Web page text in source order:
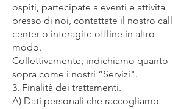
ospiti, partecipate a eventi e attività
presso di noi, contattate il nostro call
center o interagite offline in altro
modo.
Collettivamente, indichiamo quanto
sopra come i nostri “Servizi".
3. Finalità dei trattamenti.
A) Dati personali che raccogliamo